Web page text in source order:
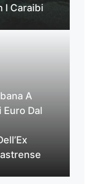
I Caraibi
A
Euro Dal